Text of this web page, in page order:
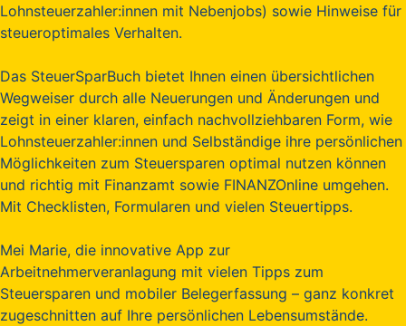
Lohnsteuerzahler:innen mit Nebenjobs) sowie Hinweise für
steueroptimales Verhalten.
Das SteuerSparBuch bietet Ihnen einen übersichtlichen
Wegweiser durch alle Neuerungen und Änderungen und
zeigt in einer klaren, einfach nachvollziehbaren Form, wie
Lohnsteuerzahler:innen und Selbständige ihre persönlichen
Möglichkeiten zum Steuersparen optimal nutzen können
und richtig mit Finanzamt sowie FINANZOnline umgehen.
Mit Checklisten, Formularen und vielen Steuertipps.
Mei Marie, die innovative App zur
Arbeitnehmerveranlagung mit vielen Tipps zum
Steuersparen und mobiler Belegerfassung – ganz konkret
zugeschnitten auf Ihre persönlichen Lebensumstände.